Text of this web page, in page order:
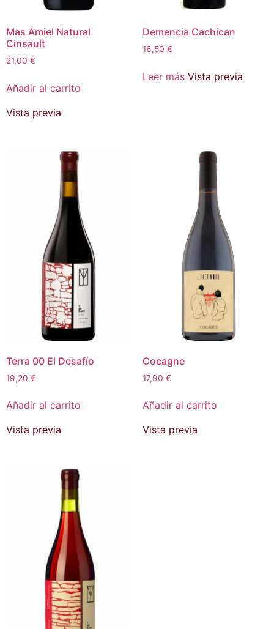
Mas Amiel Natural
Cinsault
21,00 €
Añadir al carrito
Vista previa
Demencia Cachican
16,50 €
Leer más Vista previa
Terra 00 El Desafío
19,20 €
Añadir al carrito
Vista previa
Cocagne
17,90 €
Añadir al carrito
Vista previa